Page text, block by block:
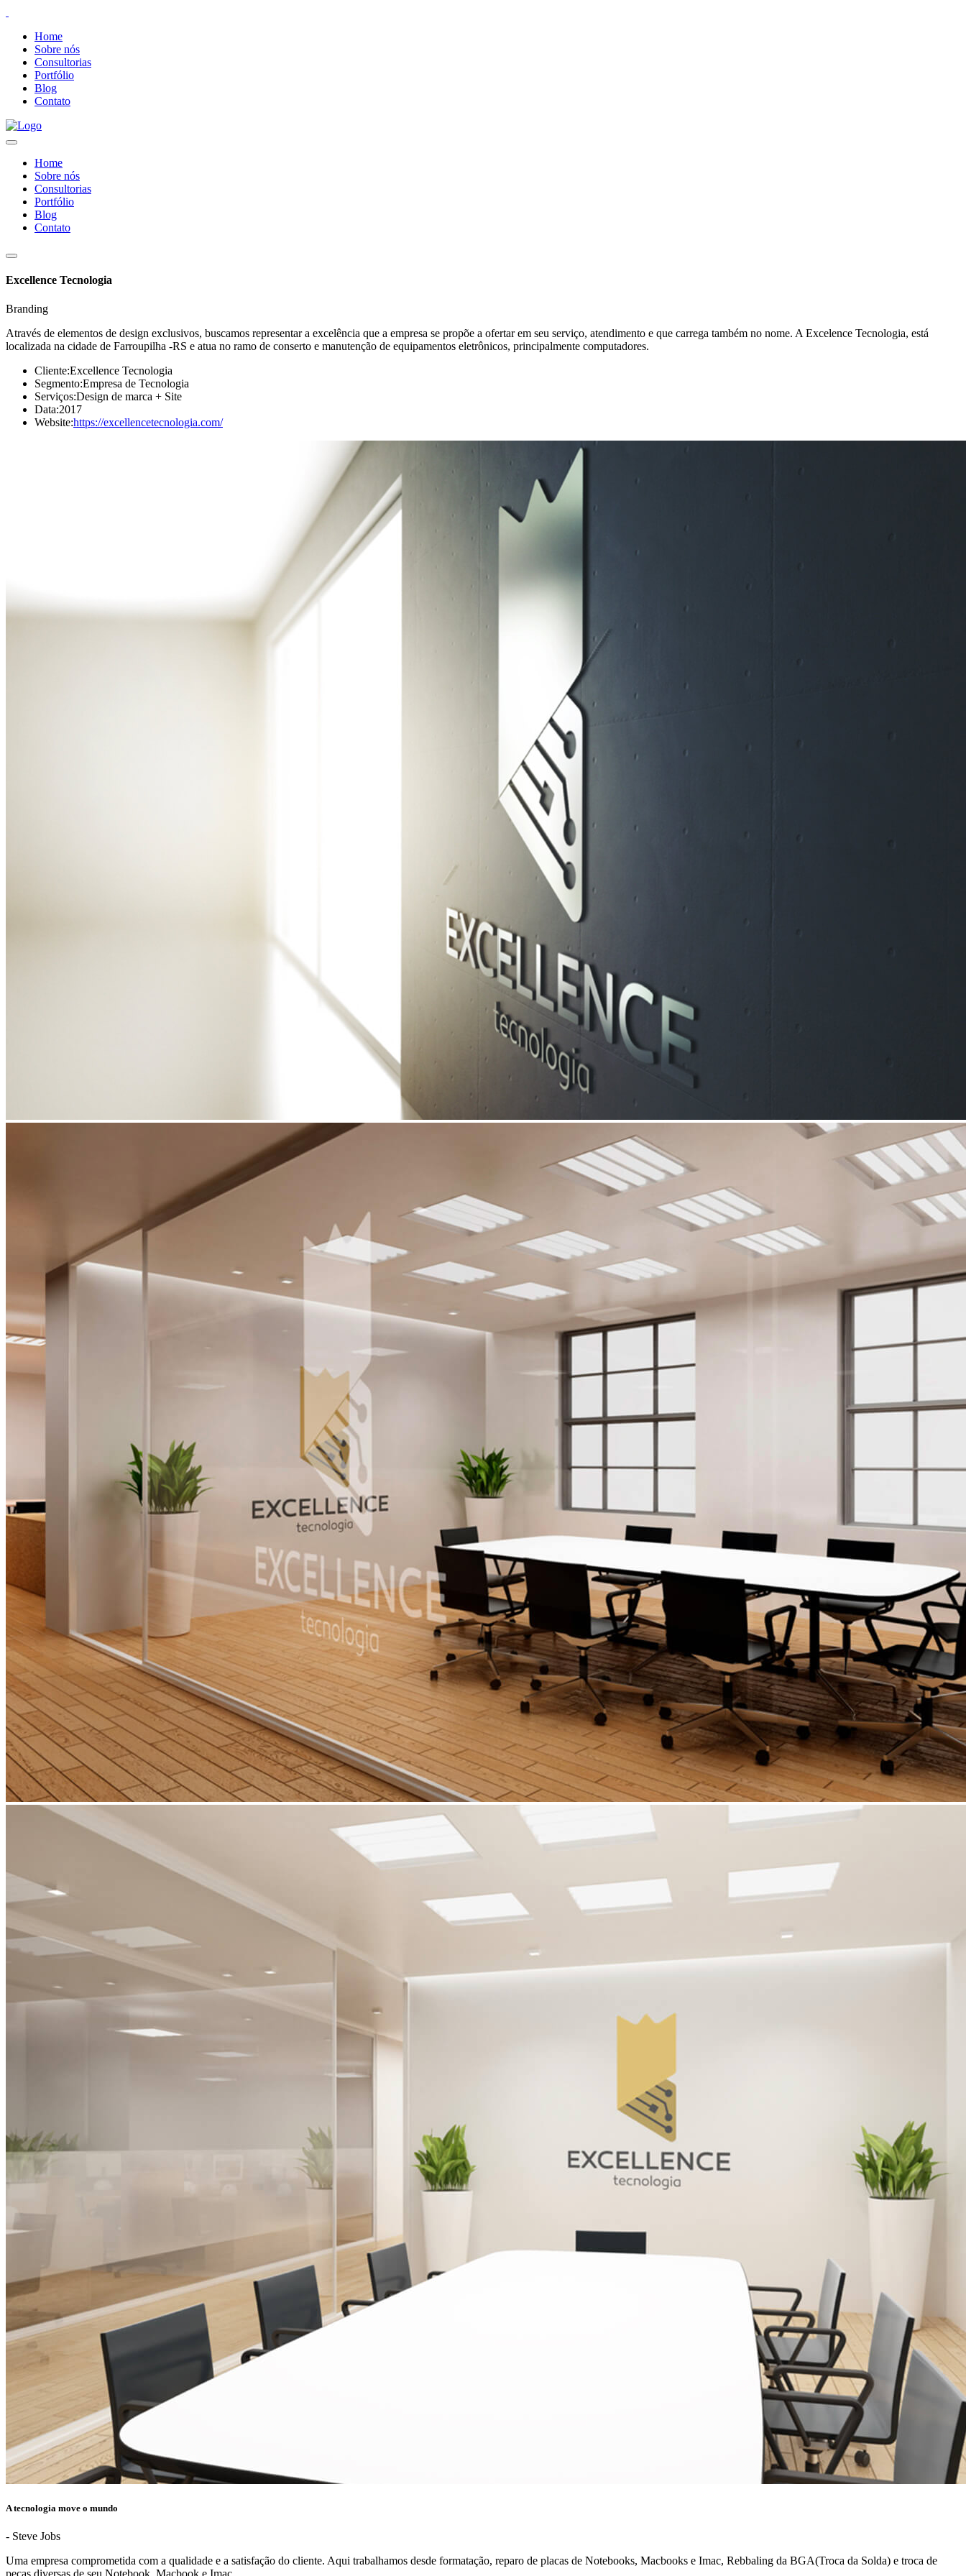
Home
Sobre nós
Consultorias
Portfólio
Blog
Contato
Home
Sobre nós
Consultorias
Portfólio
Blog
Contato
Excellence Tecnologia
Branding
Através de elementos de design exclusivos, buscamos representar a excelência que a empresa se propõe a ofertar em seu serviço, atendimento e que carrega também no nome. A Excelence Tecnologia, está
localizada na cidade de Farroupilha -RS e atua no ramo de conserto e manutenção de equipamentos eletrônicos, principalmente computadores.
Cliente:Excellence Tecnologia
Segmento:Empresa de Tecnologia
Serviços:Design de marca + Site
Data:2017
Website:https://excellencetecnologia.com/
A tecnologia move o mundo
- Steve Jobs
Uma empresa comprometida com a qualidade e a satisfação do cliente. Aqui trabalhamos desde formatação, reparo de placas de Notebooks, Macbooks e Imac, Rebbaling da BGA(Troca da Solda) e troca de
peças diversas de seu Notebook, Macbook e Imac.